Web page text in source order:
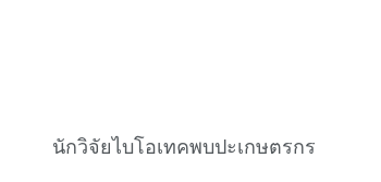
นักวิจัยไบโอเทคพบปะเกษตรกร